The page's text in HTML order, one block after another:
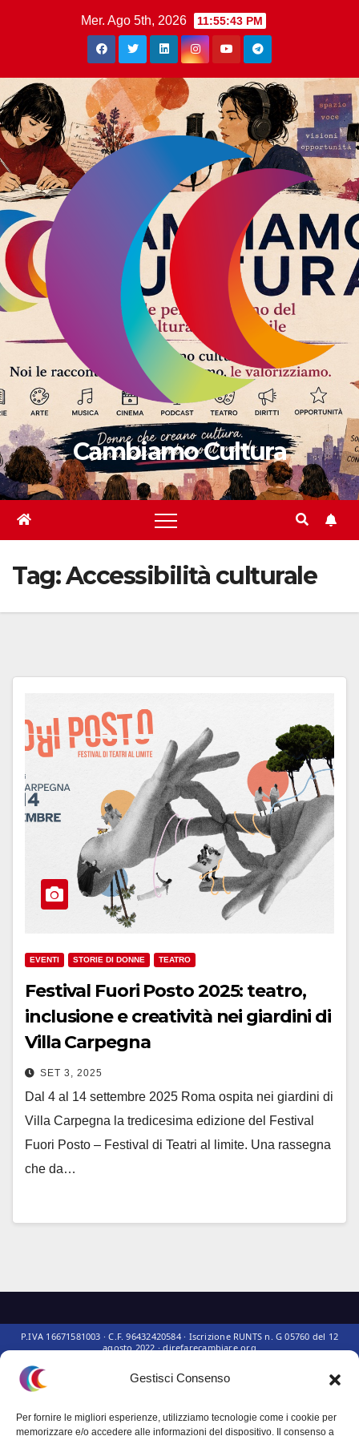
Gestisci Consenso
Per fornire le migliori esperienze, utilizziamo tecnologie come i cookie per
memorizzare e/o accedere alle informazioni del dispositivo. Il consenso a
Mer. Ago 5th, 2026 11:55:44 PM
Cambiamo Cultura
Tag:Accessibilità culturale
EVENTI STORIE DI DONNE TEATRO
Festival Fuori Posto 2025: teatro,
inclusione e creatività nei giardini di
Villa Carpegna
SET 3, 2025
Dal 4 al 14 settembre 2025 Roma ospita nei giardini di
Villa Carpegna la tredicesima edizione del Festival
Fuori Posto – Festival di Teatri al limite. Una rassegna
che da…
Questo sito non rappresenta unatestata giornalisticain quanto viene
aggiornato senza alcuna periodicità. Non può pertanto considerarsi un